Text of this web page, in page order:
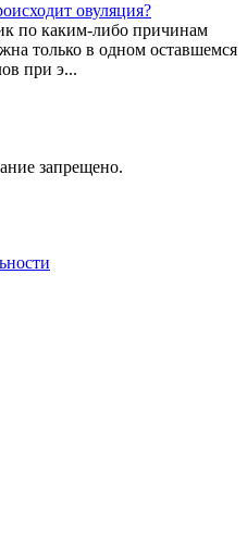
овуляция?
по каким-либо причинам
только в одном оставшемся
при э...
запрещено.